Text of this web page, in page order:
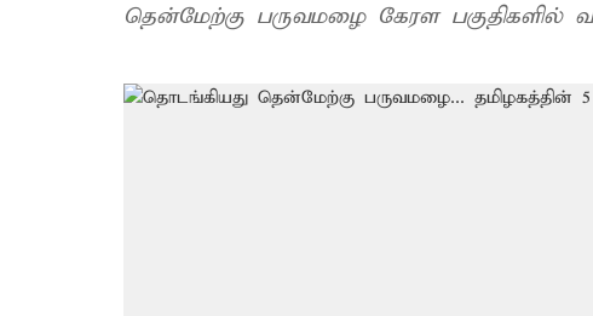
தென்மேற்கு பருவமழை கேரள பகுதிகளில்